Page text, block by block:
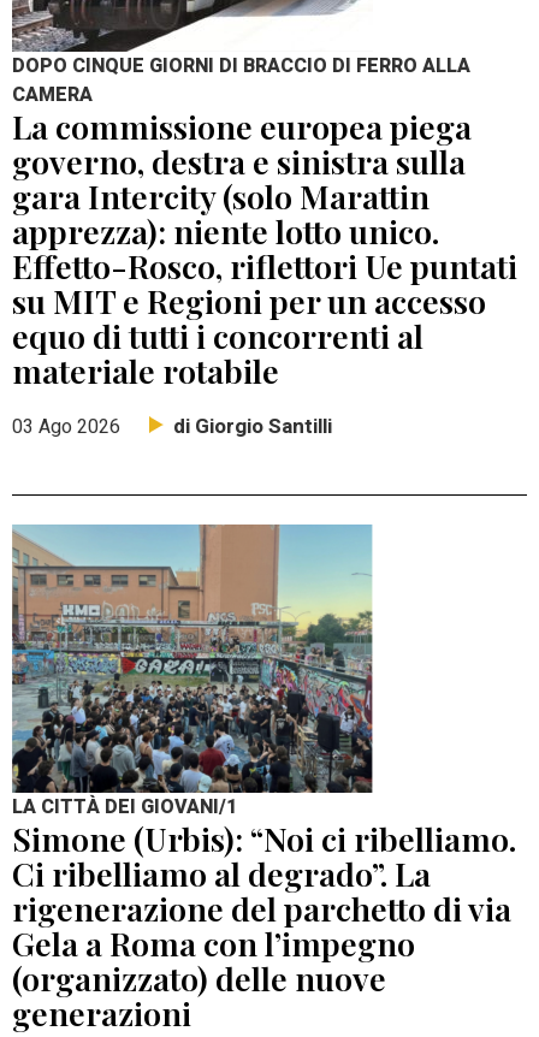
DOPO CINQUE GIORNI DI BRACCIO DI FERRO ALLA
CAMERA
La commissione europea piega
governo, destra e sinistra sulla
gara Intercity (solo Marattin
apprezza): niente lotto unico.
Effetto-Rosco, riflettori Ue puntati
su MIT e Regioni per un accesso
equo di tutti i concorrenti al
materiale rotabile
03 Ago 2026 di Giorgio Santilli
LA CITTÀ DEI GIOVANI/1
Simone (Urbis): “Noi ci ribelliamo.
Ci ribelliamo al degrado”. La
rigenerazione del parchetto di via
Gela a Roma con l’impegno
(organizzato) delle nuove
generazioni